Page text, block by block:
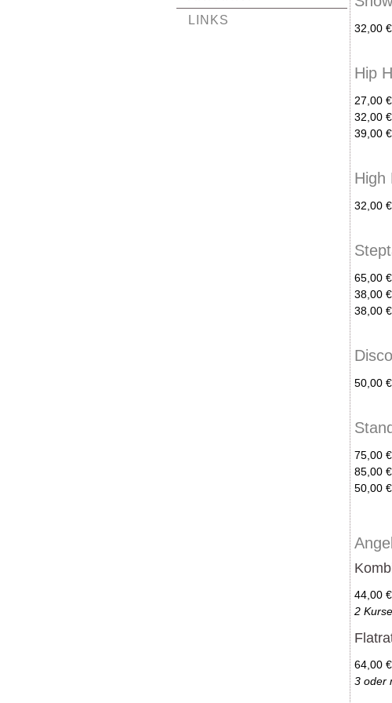
LINKS
32,00
Hip
27,00
32,00
39,00
High
32,00
65,00
38,00
38,00
50,00
75,00
85,00
50,00
44,00
2
64,00
3 oder